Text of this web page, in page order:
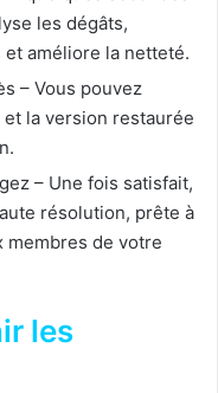
les dégâts,
améliore la netteté.
– Vous pouvez
la version restaurée
– Une fois satisfait,
résolution, prête à
membres de votre
les